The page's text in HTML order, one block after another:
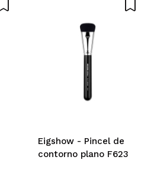
Eigshow - Pincel de
contorno plano F623